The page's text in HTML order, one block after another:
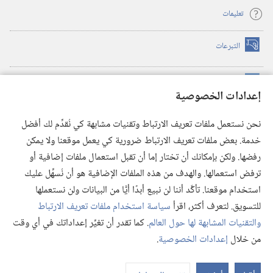
إعدادات الخصوصية
نحن نستعمل ملفات تعريف الارتباط وتقنيات مشابهة كي نُقدِّم لك أفضل
خدمة. بعض ملفات تعريف الارتباط ضرورية كي يعمل موقعنا ولا يمكن
رفضها. ولكن بإمكانك أن تختار إما أن تقبل استعمال ملفات إضافية أو
ترفض استعمالها. والهدف من هذه الملفات الإضافية هو أن نُسهِّل عليك
استخدام موقعنا. تأكَّد أننا لن نبيع أبدًا أيًّا من البيانات ولن نستعملها
للتسويق. لتعرف أكثر، اقرأسياسة استخدام ملفات تعريف الارتباط
والتقنيات المشابهة لها حول العالم. كما تقدر أن تغيِّر إعداداتك في أي وقت
من خلال إعدادات الخصوصية.
تعليمات
التبرعات (يفتح
نافذة
(يفتح
نافذة
(يفتح
نافذة
جديدة) تطبيق ®
JW Library
مكتبة برج المراقبة
© 2026 .Watch Tower Bible and Tract Society of Pennsylvania